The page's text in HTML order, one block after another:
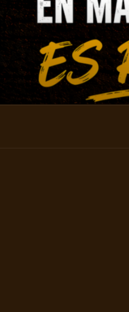
Saltar
al
contenido